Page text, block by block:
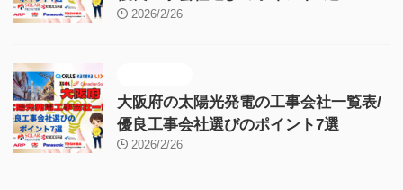
2026/2/26
大阪府の太陽光発電の工事会社一覧表/
優良工事会社選びのポイント7選
2026/2/26